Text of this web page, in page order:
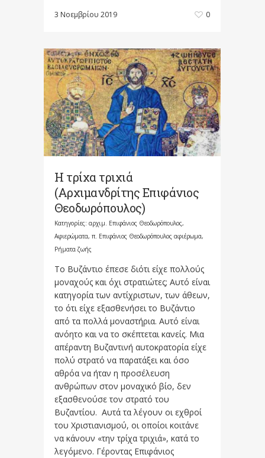
3 Νοεμβρίου 2019 0
Η τρίχα τριχιά
(Αρχιμανδρίτης Επιφάνιος
Θεοδωρόπουλος)
Κατηγορίες: αρχιμ. Επιφάνιος Θεοδωρόπουλος,
Αφιερώματα, π. Επιφάνιος Θεοδωρόπουλος αφιέρωμα,
Ρήματα ζωής
Το Βυζάντιο έπεσε διότι είχε πολλούς
μοναχούς και όχι στρατιώτες; Αυτό είναι
κατηγορία των αντίχριστων, των άθεων,
το ότι είχε εξασθενήσει το Βυζάντιο
από τα πολλά μοναστήρια. Αυτό είναι
ανόητο και να το σκέπτεται κανείς. Μια
απέραντη Βυζαντινή αυτοκρατορία είχε
πολύ στρατό να παρατάξει και όσο
αθρόα να ήταν η προσέλευση
ανθρώπων στον μοναχικό βίο, δεν
εξασθενούσε τον στρατό του
Βυζαντίου. Αυτά τα λέγουν οι εχθροί
του Χριστιανισμού, οι οποίοι κοιτάνε
να κάνουν «την τρίχα τριχιά», κατά το
λεγόμενο. Γέροντας Επιφάνιος